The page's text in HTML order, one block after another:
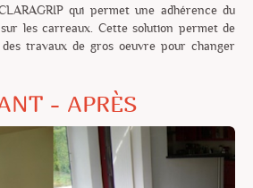
qui permet une adhérence du
les carreaux. Cette solution permet de
travaux de gros oeuvre pour changer
- APRÈS